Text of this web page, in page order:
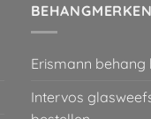
BEHANGMERKEN
Erismann behang
Intervos